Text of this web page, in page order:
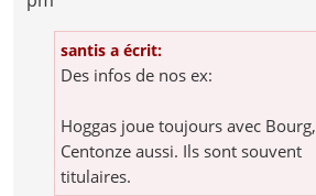
santis a écrit:
Des infos de nos ex:
Hoggas joue toujours avec Bourg,
Centonze aussi. Ils sont souvent
titulaires.